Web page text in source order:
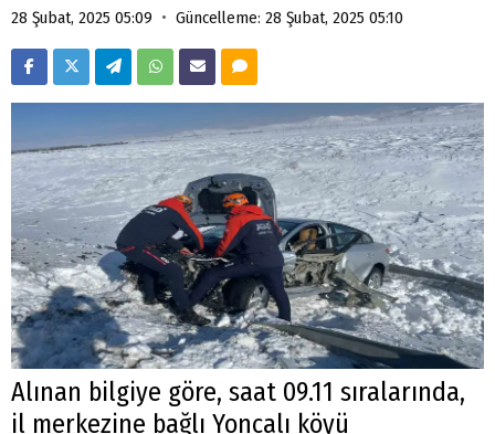
28 Şubat, 2025 05:09 • Güncelleme: 28 Şubat, 2025 05:10
Alınan bilgiye göre, saat 09.11 sıralarında,
il merkezine bağlı Yoncalı köyü